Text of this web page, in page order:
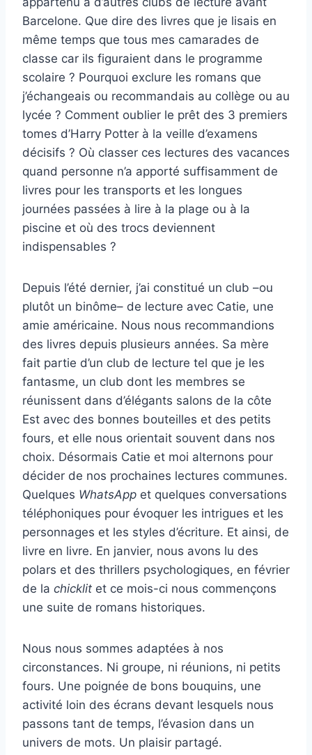
Barcelone. Que dire des livres que je lisais en
même temps que tous mes camarades de
classe car ils figuraient dans le programme
scolaire ? Pourquoi exclure les romans que
j’échangeais ou recommandais au collège ou au
lycée ? Comment oublier le prêt des 3 premiers
tomes d’Harry Potter à la veille d’examens
décisifs ? Où classer ces lectures des vacances
quand personne n’a apporté suffisamment de
livres pour les transports et les longues
journées passées à lire à la plage ou à la
piscine et où des trocs deviennent
indispensables ?
Depuis l’été dernier, j’ai constitué un club –ou
plutôt un binôme– de lecture avec Catie, une
amie américaine. Nous nous recommandions
des livres depuis plusieurs années. Sa mère
fait partie d’un club de lecture tel que je les
fantasme, un club dont les membres se
réunissent dans d’élégants salons de la côte
Est avec des bonnes bouteilles et des petits
fours, et elle nous orientait souvent dans nos
choix. Désormais Catie et moi alternons pour
décider de nos prochaines lectures communes.
Quelques WhatsApp et quelques conversations
téléphoniques pour évoquer les intrigues et les
personnages et les styles d’écriture. Et ainsi, de
livre en livre. En janvier, nous avons lu des
polars et des thrillers psychologiques, en février
de la chicklit et ce mois-ci nous commençons
une suite de romans historiques.
Nous nous sommes adaptées à nos
circonstances. Ni groupe, ni réunions, ni petits
fours. Une poignée de bons bouquins, une
activité loin des écrans devant lesquels nous
passons tant de temps, l’évasion dans un
univers de mots. Un plaisir partagé.